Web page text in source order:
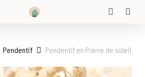
Pendentif Pendentif en Pierre de soleil